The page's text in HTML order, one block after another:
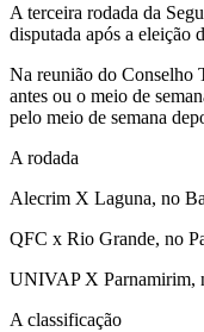
A terceira rodada da
disputada após a eleição
Na reunião do Conselho
antes ou o meio de
pelo meio de semana
A rodada
Alecrim X Laguna, no
QFC x Rio Grande, no
UNIVAP X Parnamirim,
A classificação